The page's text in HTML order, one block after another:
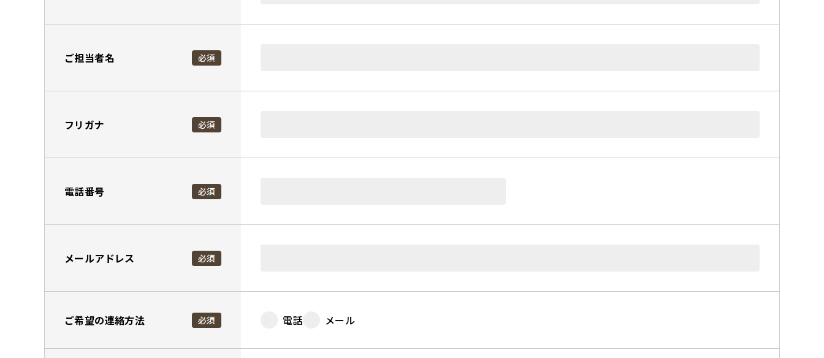
ご担当者名 必須
フリガナ 必須
電話番号 必須
メールアドレス 必須
ご希望の連絡方法 必須 電話 メール